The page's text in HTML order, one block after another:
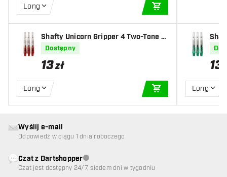
Long
Shafty Unicorn Gripper 4 Two-Tone R
ed
Dostępny
13zł
Long
DODAJ DO
13
Long
Wyślij e-mail
Odpowiedź w ciągu 1 dnia roboczego
Czat z DartshopperObsługa klienta niedostępna
Czat jest dostępny 24/7, siedem dni w tygodniu